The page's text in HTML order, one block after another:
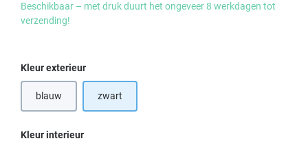
Beschikbaar – met druk duurt het ongeveer 8 werkdagen tot
verzending!
Selecteer
Kleur exterieur
blauw(Deze optie is momenteel niet beschikbaar.)
zwart
Selecteer
Kleur interieur